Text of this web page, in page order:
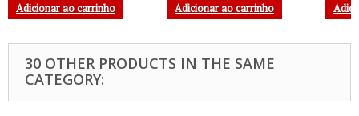
Adicionar ao carrinho
Adicionar ao carrinho
30 OTHER PRODUCTS IN THE SAME
CATEGORY: